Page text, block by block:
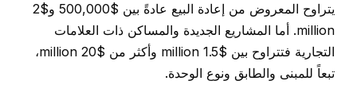
يتراوح المعروض من إعادة البيع عادةً بين $500,000 و$2
million. أما المشاريع الجديدة والمساكن ذات العلامات
التجارية فتتراوح بين $1.5 million وأكثر من $20 million،
تبعاً للمبنى والطابق ونوع الوحدة.